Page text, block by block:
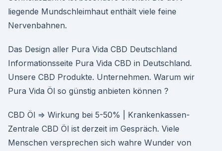
liegende Mundschleimhaut enthält viele feine
Nervenbahnen.
Das Design aller Pura Vida CBD Deutschland
Informationsseite Pura Vida CBD in Deutschland.
Unsere CBD Produkte. Unternehmen. Warum wir
Pura Vida Öl so günstig anbieten können ?
CBD Öl ⇒ Wirkung bei 5-50% | Krankenkassen-
Zentrale CBD Öl ist derzeit im Gespräch. Viele
Menschen versprechen sich wahre Wunder von